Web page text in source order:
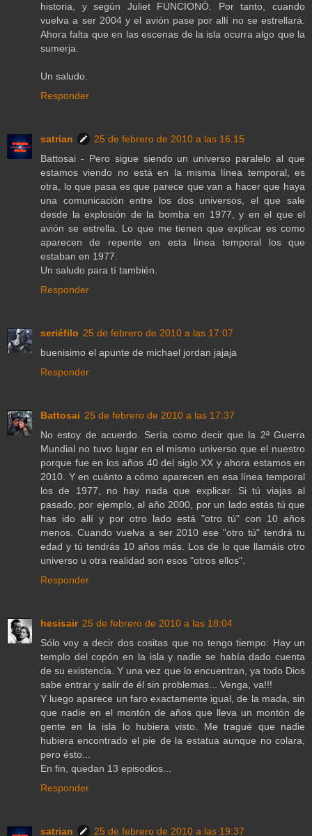
historia, y según Juliet FUNCIONÓ. Por tanto, cuando
vuelva a ser 2004 y el avión pase por allí no se estrellará.
Ahora falta que en las escenas de la isla ocurra algo que la
sumerja.
Un saludo.
Responder
satrian
25 de febrero de 2010 a las 16:15
Battosai - Pero sigue siendo un universo paralelo al que
estamos viendo no está en la misma línea temporal, es
otra, lo que pasa es que parece que van a hacer que haya
una comunicación entre los dos universos, el que sale
desde la explosión de la bomba en 1977, y en el que el
avión se estrella. Lo que me tienen que explicar es como
aparecen de repente en esta línea temporal los que
estaban en 1977.
Un saludo para tí también.
Responder
seriéfilo 25 de febrero de 2010 a las 17:07
buenisimo el apunte de michael jordan jajaja
Responder
Battosai 25 de febrero de 2010 a las 17:37
No estoy de acuerdo. Sería como decir que la 2ª Guerra
Mundial no tuvo lugar en el mismo universo que el nuestro
porque fue en los años 40 del siglo XX y ahora estamos en
2010. Y en cuánto a cómo aparecen en esa línea temporal
los de 1977, no hay nada que explicar. Si tú viajas al
pasado, por ejemplo, al año 2000, por un lado estás tú que
has ido allí y por otro lado está "otro tú" con 10 años
menos. Cuando vuelva a ser 2010 ese "otro tú" tendrá tu
edad y tú tendrás 10 años más. Los de lo que llamáis otro
universo u otra realidad son esos "otros ellos".
Responder
hesisair 25 de febrero de 2010 a las 18:04
Sólo voy a decir dos cositas que no tengo tiempo: Hay un
templo del copón en la isla y nadie se había dado cuenta
de su existencia. Y una vez que lo encuentran, ya todo Dios
sabe entrar y salir de él sin problemas... Venga, va!!!
Y luego aparece un faro exactamente igual, de la mada, sin
que nadie en el montón de años que lleva un montón de
gente en la isla lo hubiera visto. Me tragué que nadie
hubiera encontrado el pie de la estatua aunque no colara,
pero ésto...
En fin, quedan 13 episodios...
Responder
satrian 25 de febrero de 2010 a las 19:37